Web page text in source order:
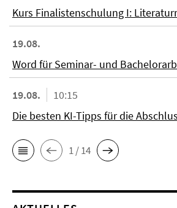
Kurs Finalistenschulung I:
19.08.
Word für Seminar- und
19.08.
10:15
Die besten KI-Tipps für die
1 / 14